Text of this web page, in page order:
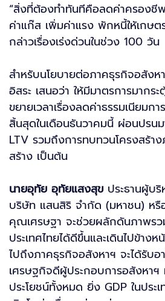
“สิ่งที่ต้องทำทันทีคือลดค่าครองชี
ค่าแก๊ส เพิ่มค่าแรง พักหนี้ใหัเกษต
กล่าวเรื่องเร่งด่วนในช่วง 100 วัน
สำหรับนโยบายต่อภาคธุรกิจอสัง
อิสระ เสนอว่า ให้มีมาตรการมากร
ขยายเวลาเรื่องลดค่าธรรมเนียมก
สิ้นสุดในเดือนธันวาคมนี้ ผ่อนปรน
LTV รวมถึงการทบทวนโครงสร้า
สร้าง เป็นต้น
นายอุทัย อุทัยแสงสุข ประธานผู้บ
บริษัท แสนสิริ จำกัด (มหาชน) หรื
คุณเศรษฐา จะช่วยผลักดันภาพรว
ประเทศไทยได้ดีขึ้นและเดินไปข้าง
ไปถึงภาคธุรกิจอสังหาฯ จะได้รับ
เศรษฐกิจดีผู้ประกอบการอสังหาฯ
ประโยชน์ทั้งหมด ยิ่ง GDP ในประ